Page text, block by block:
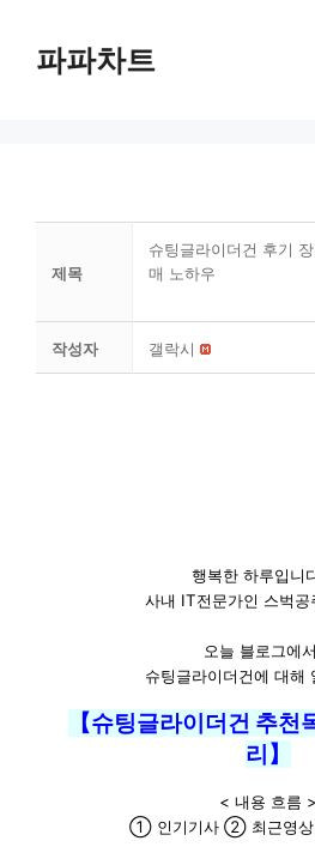
content파파차트
제목
슈팅글라이더건 후기
매 노하우
작성자 갤락시
행복한 하루입니
사내 IT전문가인 스벅공
오늘 블로그에
슈팅글라이더건에 대해
【슈팅글라이더건 추천
리】
< 내용 흐름 >
① 인기기사 ② 최근영